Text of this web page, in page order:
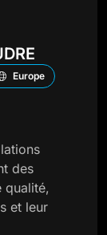
Europe
des
qualité,
et leur